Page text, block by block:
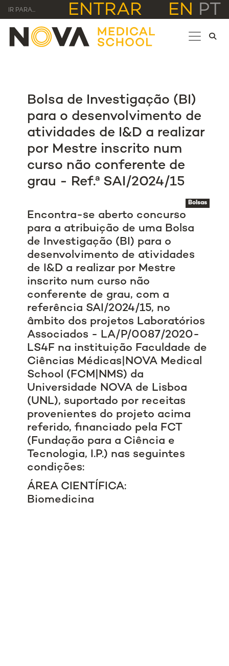
IR PARA... ENTRAR EN PT
Bolsa de Investigação (BI)
para o desenvolvimento de
atividades de I&D a realizar
por Mestre inscrito num
curso não conferente de
grau - Ref.ª SAI/2024/15
Bolsas
Encontra-se aberto concurso
para a atribuição de uma Bolsa
de Investigação (BI) para o
desenvolvimento de atividades
de I&D a realizar por Mestre
inscrito num curso não
conferente de grau, com a
referência SAI/2024/15, no
âmbito dos projetos Laboratórios
Associados - LA/P/0087/2020-
LS4F na instituição Faculdade de
Ciências Médicas|NOVA Medical
School (FCM|NMS) da
Universidade NOVA de Lisboa
(UNL), suportado por receitas
provenientes do projeto acima
referido, financiado pela FCT
(Fundação para a Ciência e
Tecnologia, I.P.) nas seguintes
condições:
ÁREA CIENTÍFICA:
Biomedicina